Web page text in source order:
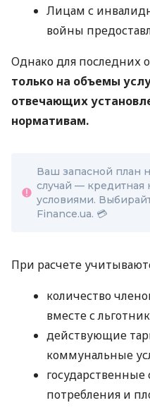
Лицам с
войны
Однако для последних
только на объемы
отвечающих
нормативам.
Ваш запасной план
случай — кредитная
условиями.
Finance.ua. 💳
При расчете
количество
вместе с
действующие
коммунальные
потребления и